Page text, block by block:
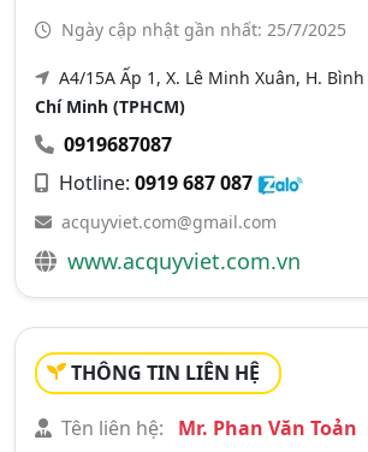
Ngày cập nhật gần nhất: 25/7/2025
A4/15A Ấp 1, X. Lê Minh Xuân, H.
Chí Minh (TPHCM)
0919687087
Hotline: 0919 687 087
acquyviet.com@gmail.com
www.acquyviet.com.vn
THÔNG TIN LIÊN HỆ
Tên liên hệ:
Mr. Phan Văn Toản